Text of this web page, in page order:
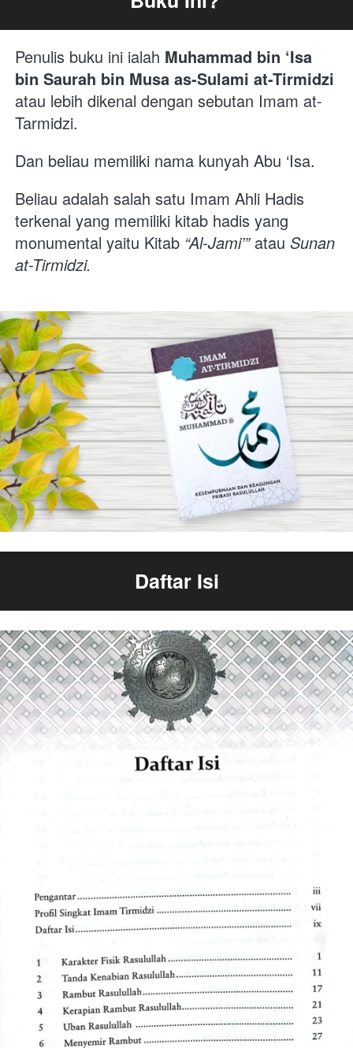
Penulis buku ini ialah Muhammad bin ‘Isa
atau lebih dikenal dengan sebutan Imam at-
Tarmidzi.
Dan beliau memiliki nama kunyah Abu ‘Isa.
Beliau adalah salah satu Imam Ahli Hadis
terkenal yang memiliki kitab hadis yang
monumental yaitu Kitab “Al-Jami’” atau Sunan
at-Tirmidzi.
Daftar Isi